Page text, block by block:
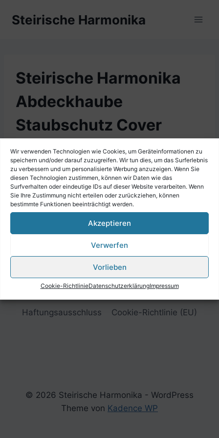
Wir verwenden Technologien wie Cookies, um Geräteinformationen zu
speichern und/oder darauf zuzugreifen. Wir tun dies, um das Surferlebnis
zu verbessern und um personalisierte Werbung anzuzeigen. Wenn Sie
diesen Technologien zustimmen, können wir Daten wie das
Surfverhalten oder eindeutige IDs auf dieser Website verarbeiten. Wenn
Sie Ihre Zustimmung nicht erteilen oder zurückziehen, können
bestimmte Funktionen beeinträchtigt werden.
Akzeptieren
Verwerfen
Vorlieben
Cookie-RichtlinieDatenschutzerklärungImpressum
InhaltSteirische Harmonika
Steirische Harmonika
Abdeckhaube
Staubschutz Cover
Transparent, 5-reihig
Haftungsausschluss
Cookie-Richtlinie (EU)
© 2026 Steirische Harmonika - WordPress
Theme von Kadence WP